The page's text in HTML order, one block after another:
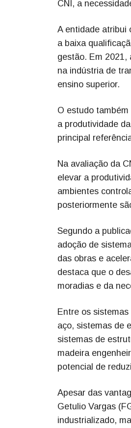
CNI, a
A entidade atribui
a baixa
gestão. Em
na indústria de
ensino superior.
O estudo
a produtividade
principal
Na avaliação da
elevar a
ambientes
posteriormente
Segundo a
adoção de
das obras e
destaca que o
moradias e da
Entre os
aço, sistemas de
sistemas de
madeira
potencial de
Apesar das
Getulio Vargas
industrializado,